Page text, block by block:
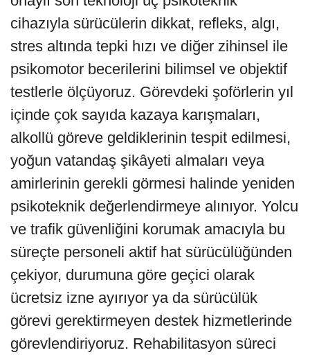
cihazıyla sürücülerin dikkat, refleks, algı,
stres altında tepki hızı ve diğer zihinsel ile
psikomotor becerilerini bilimsel ve objektif
testlerle ölçüyoruz. Görevdeki şoförlerin yıl
içinde çok sayıda kazaya karışmaları,
alkollü göreve geldiklerinin tespit edilmesi,
yoğun vatandaş şikâyeti almaları veya
amirlerinin gerekli görmesi halinde yeniden
psikoteknik değerlendirmeye alınıyor. Yolcu
ve trafik güvenliğini korumak amacıyla bu
süreçte personeli aktif hat sürücülüğünden
çekiyor, durumuna göre geçici olarak
ücretsiz izne ayırıyor ya da sürücülük
görevi gerektirmeyen destek hizmetlerinde
görevlendiriyoruz. Rehabilitasyon süreci